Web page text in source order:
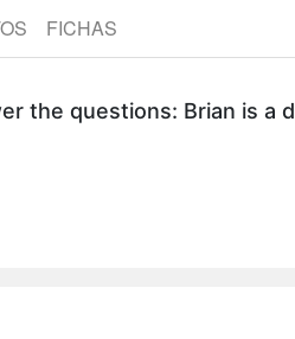
FICHAS
the questions: Brian is a